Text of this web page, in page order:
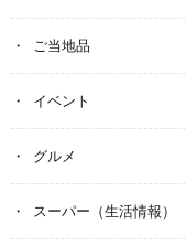
ご当地品
イベント
グルメ
スーパー（生活情報）